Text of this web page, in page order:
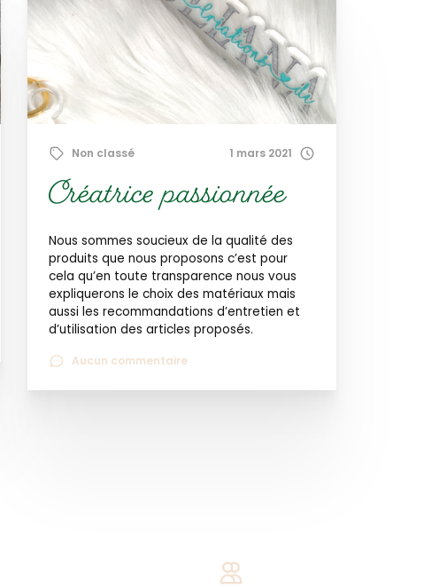
Non classé 1 mars 2021
Créatrice passionnée
Nous sommes soucieux de la qualité des
produits que nous proposons c’est pour
cela qu’en toute transparence nous vous
expliquerons le choix des matériaux mais
aussi les recommandations d’entretien et
d’utilisation des articles proposés.
Aucun commentaire